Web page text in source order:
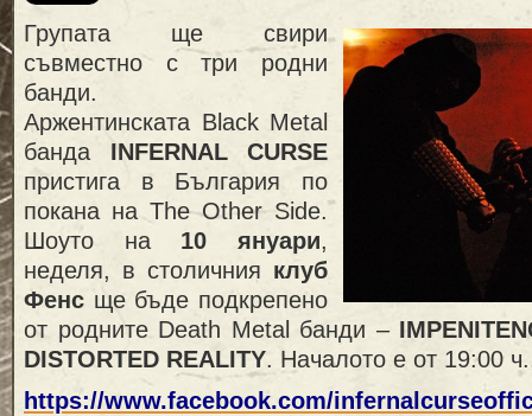
Групата ще свири
съвместно с три родни
банди.
Аржентинската Black Metal
банда INFERNAL CURSE
пристига в България по
покана на The Other Side.
Шоуто на10 януари,
неделя, в столичния клуб
Фенс ще бъде подкрепено
от родните Death Metal банди –
DISTORTED REALITY. Началото е от 19:00
https://www.facebook.com/